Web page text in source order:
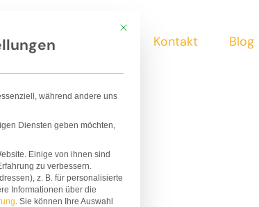
Kontakt Blog
Mit diesem Button wird der Dialog
während andere uns
Diensten geben möchten,
Einige von ihnen sind
zu verbessern.
z. B. für personalisierte
Informationen über die
. Sie können Ihre Auswahl